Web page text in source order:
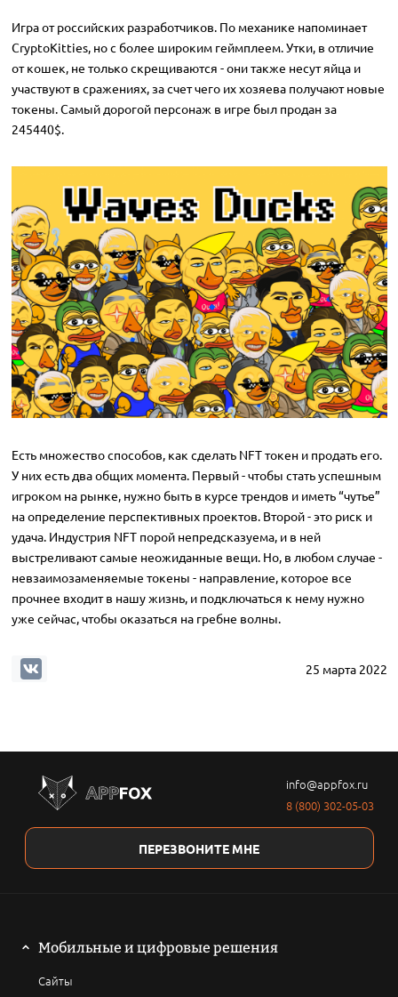
Игра от российских разработчиков. По механике напоминает
CryptoKitties, но с более широким геймплеем. Утки, в отличие
от кошек, не только скрещиваются - они также несут яйца и
участвуют в сражениях, за счет чего их хозяева получают новые
токены. Самый дорогой персонаж в игре был продан за
245440$.
Есть множество способов, как сделать NFT токен и продать его.
У них есть два общих момента. Первый - чтобы стать успешным
игроком на рынке, нужно быть в курсе трендов и иметь “чутье”
на определение перспективных проектов. Второй - это риск и
удача. Индустрия NFT порой непредсказуема, и в ней
выстреливают самые неожиданные вещи. Но, в любом случае -
невзаимозаменяемые токены - направление, которое все
прочнее входит в нашу жизнь, и подключаться к нему нужно
уже сейчас, чтобы оказаться на гребне волны.
25 марта 2022
info@appfox.ru
8 (800) 302-05-03
ПЕРЕЗВОНИТЕ МНЕ
Мобильные и цифровые решения
Сайты